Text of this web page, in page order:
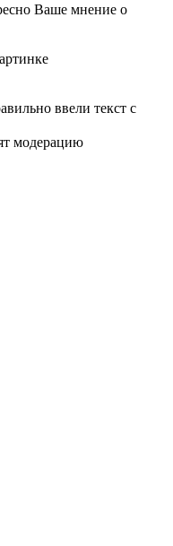
Ваше мнение о
ввели текст с
модерацию